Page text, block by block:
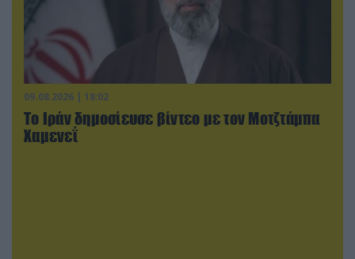
09.08.2026 | 18:02
Το Ιράν δημοσίευσε βίντεο με τον Μοτζτάμπα
Χαμενεΐ